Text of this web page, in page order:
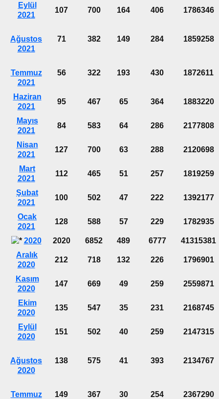
Eylül
2021
107 700 164 406 1786346
Ağustos
2021
71 382 149 284 1859258
Temmuz
2021
56 322 193 430 1872611
Haziran
2021
95 467 65 364 1883220
Mayıs
2021
84 583 64 286 2177808
Nisan
2021
127 700 63 288 2120698
Mart
2021
112 465 51 257 1819259
Şubat
2021
100 502 47 222 1392177
Ocak
2021
128 588 57 229 1782935
2020 2020 6852 489 6777
41315381
Aralık
2020
212 718 132 226 1796901
Kasım
2020
147 669 49 259 2559871
Ekim
2020
135 547 35 231 2168745
Eylül
2020
151 502 40 259 2147315
Ağustos
2020
138 575 41 393 2134767
Temmuz
149 367 30 254 2367290